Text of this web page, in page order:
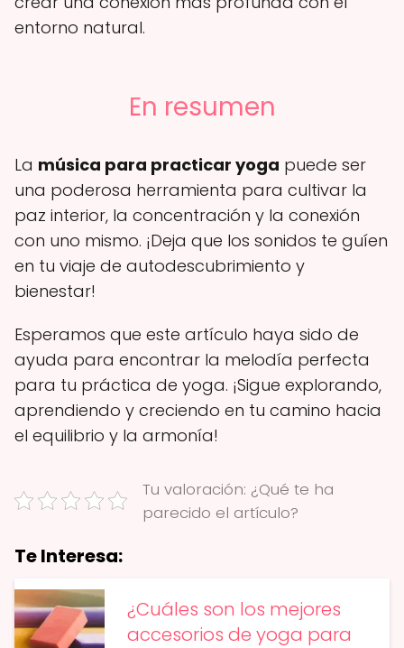
entorno natural.
En resumen
La música para practicar yoga puede ser
una poderosa herramienta para cultivar la
paz interior, la concentración y la conexión
con uno mismo. ¡Deja que los sonidos te guíen
en tu viaje de autodescubrimiento y
bienestar!
Esperamos que este artículo haya sido de
ayuda para encontrar la melodía perfecta
para tu práctica de yoga. ¡Sigue explorando,
aprendiendo y creciendo en tu camino hacia
el equilibrio y la armonía!
Tu valoración: ¿Qué te ha
parecido el artículo?
Te Interesa:
¿Cuáles son los mejores
accesorios de yoga para